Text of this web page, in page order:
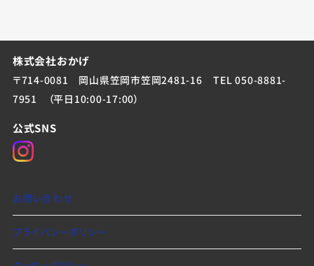
株式会社おかげ
〒714-0081 岡山県笠岡市笠岡2481-16
TEL 050-8881-
7951
（平日10:00-17:00）
公式SNS
お問い合わせ
プライバシーポリシー